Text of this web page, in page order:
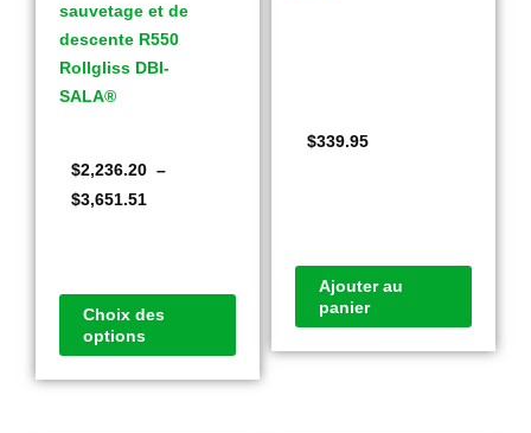
sauvetage et de
descente R550
Rollgliss DBI-
SALA®
$2,236.20 –
$3,651.51
Choix des
options
$339.95
Ajouter au
panier